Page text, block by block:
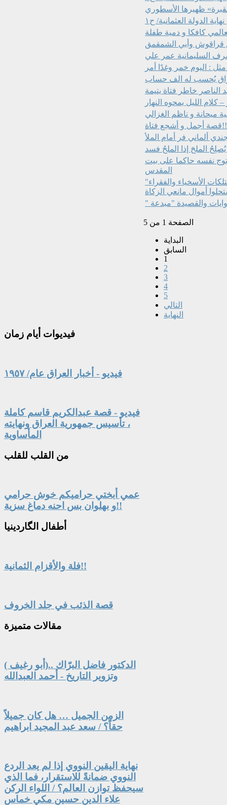
ظهيرها الأسطوري
الدولة العثمانية/ ح١
يُحسب له الف حساب
الناصر خاطر فتاة يتيمة
الليل يمحوه النهار
ميحانة و ناظم الغزالي
فتاة!!!
ألماني فر أمام الملأ
وتوج نفسه حاكما على بيت
المقدس
"أخلاق اللصوص" في الحضارة الإسلامية.. حرّموا سرقة ممتلكات الأسخياء والفقراء
أموال مانعي الزكاة
الصفحة 1 من 5
البداية
السابق
1
2
3
4
5
التالي
النهاية
فيديوات أيام زمان
فيديو - أخبار العراق عام/ ١٩٥٧
فيديو - قصة عبدالكريم قاسم كاملة
، تأسيس جمهورية العراق ونهايته
المأساوية
من القلب للقلب
عمي أبختي حراميكم خوش حرامي
و بهلوان بس احنه دماغ سزية!!
أطفال الگاردينيا
فلة والأقزام الثمانية!!
قصة الذئب في جلد الخروف
مقالات متميزة
الدكتور فاضل البرّاك ..(أبو رغيف )
وتزوير التاريخ - أحمد العبدالله
الزمن الجميل … هل كان جميلاً
حقاً؟ / سعد عبد المجيد ابراهيم
نهاية اليقين النووي إذا لم يعد الردع
النووي ضمانةً للاستقرار، فما الذي
سيحفظ توازن العالم؟ / اللواء الركن
علاء الدين حسين مكي خماس